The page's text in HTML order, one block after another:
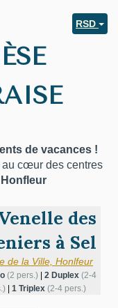
RSD
de vacances !
cœur des centres
Honfleur
des
à Sel
de la Ville, Honlfeur
(2 pers.) 2 Duplex (2-4
1 Triplex (2-4 pers.)